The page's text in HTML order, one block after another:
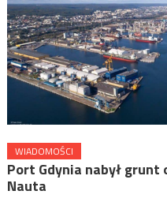
WIADOMOŚCI
Port Gdynia nabył
Nauta